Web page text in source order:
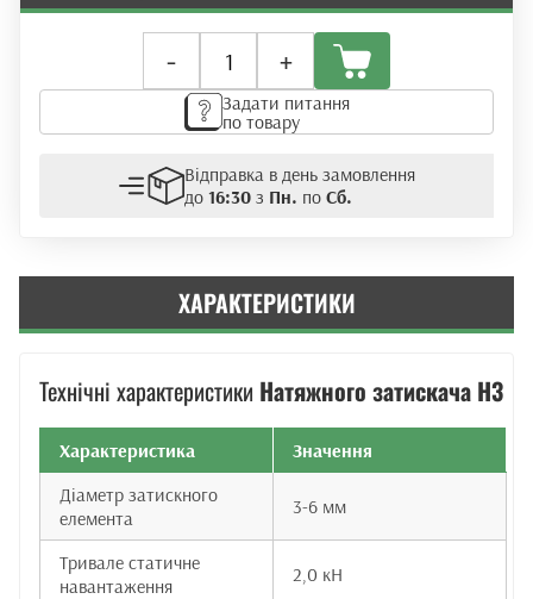
-
затискач
Н3
кількість
+
Задати питання
по товару
Відправка в день замовлення
до 16:30з Пн. по Сб.
ХАРАКТЕРИСТИКИ
Технічні характеристики Натяжного затискача Н3
Характеристика
Значення
Діаметр затискного
елемента
3-6 мм
Тривале статичне
навантаження
2,0 кН